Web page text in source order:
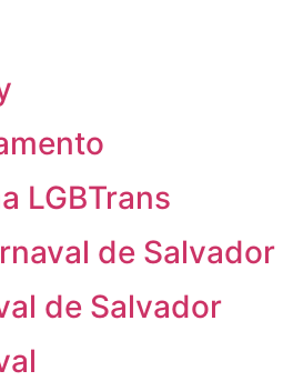
LGBTrans
de Salvador
de Salvador